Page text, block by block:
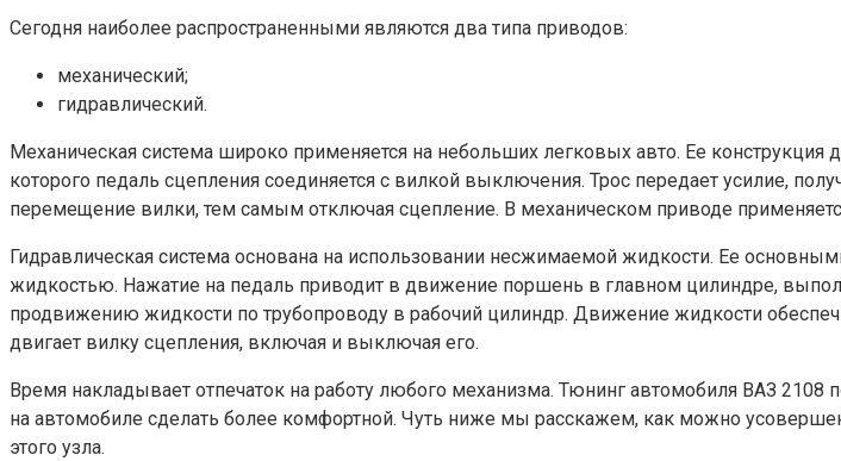
Сегодня наиболее распространенными являются два типа приводов:
механический;
гидравлический.
Механическая система широко применяется на небольших легковых авто. Ее
которого педаль сцепления соединяется с вилкой выключения. Трос передает усилие,
перемещение вилки, тем самым отключая сцепление. В механическом приводе
Гидравлическая система основана на использовании несжимаемой жидкости. Ее
жидкостью. Нажатие на педаль приводит в движение поршень в главном цилиндре,
продвижению жидкости по трубопроводу в рабочий цилиндр. Движение жидкости
двигает вилку сцепления, включая и выключая его.
Время накладывает отпечаток на работу любого механизма. Тюнинг автомобиля ВАЗ
на автомобиле сделать более комфортной. Чуть ниже мы расскажем, как можно
этого узла.